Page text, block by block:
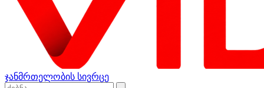
ჯანმრთელობის სივრცე